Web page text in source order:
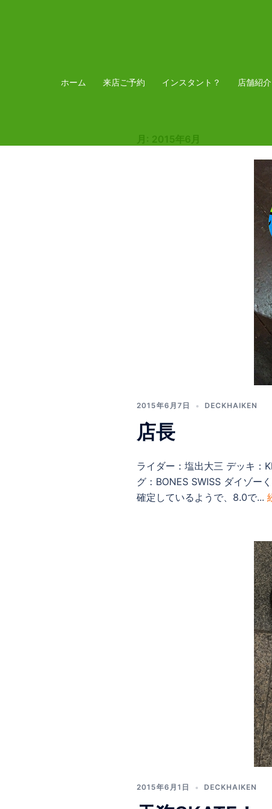
ホーム 来店ご予約 インスタント？ 店舗紹介
月: 2015年6月
2015年6月7日 DECKHAIKEN
店長
ライダー：塩出大三 デッキ：
グ：BONES SWISS ダイゾー
確定しているようで、8.0で...
2015年6月1日 DECKHAIKEN